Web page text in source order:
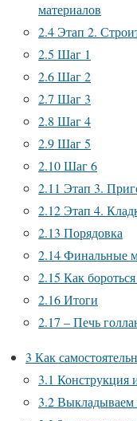
материалов
2.4Этап 2.
2.5 Шаг 1
2.6Шаг 2
2.7 Шаг 3
2.8 Шаг 4
2.9Шаг 5
2.10Шаг 6
2.11 Этап 3.
2.12Этап 4.
2.13 Порядовка
2.14Финальные
2.15 Как
2.16Итоги
2.17 – Печь
3 Как
3.1 Конструкция
3.2Выкладываем